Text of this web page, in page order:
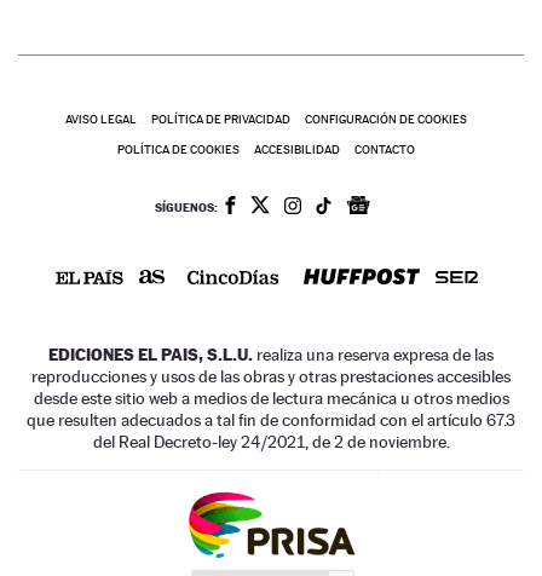
AVISO LEGAL POLÍTICA DE PRIVACIDAD CONFIGURACIÓN DE COOKIES
POLÍTICA DE COOKIES ACCESIBILIDAD CONTACTO
SÍGUENOS:
EDICIONES EL PAIS, S.L.U. realiza una reserva expresa de las
reproducciones y usos de las obras y otras prestaciones accesibles
desde este sitio web a medios de lectura mecánica u otros medios
que resulten adecuados a tal fin de conformidad con el artículo 67.3
del Real Decreto-ley 24/2021, de 2 de noviembre.